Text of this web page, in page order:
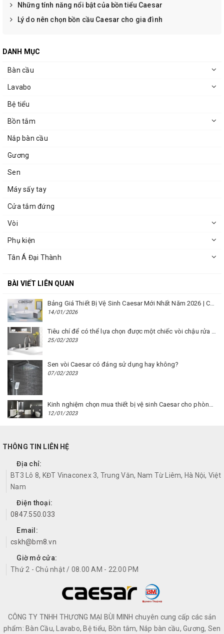
Những tính năng nổi bật của bồn tiểu Caesar
Lý do nên chọn bồn cầu Caesar cho gia đình
DANH MỤC
Bàn cầu
Lavabo
Bệ tiểu
Bồn tắm
Nắp bàn cầu
Gương
Sen
Máy sấy tay
Cửa tắm đứng
Vòi
Phụ kiện
Tân Á Đại Thành
BÀI VIẾT LIÊN QUAN
14/01/2026
Tiêu chí để có thể lựa chọn được một chiếc vòi chậu rửa mặt Caesar phù hợp
25/02/2023
Sen vòi Caesar có đáng sử dụng hay không?
07/02/2023
Kinh nghiệm chọn mua thiết bị vệ sinh Caesar cho phòng trọ
12/01/2023
THÔNG TIN LIÊN HỆ
Địa chỉ:
BT3 Lô 8, KĐT Vinaconex 3, Trung Văn, Nam Từ Liêm, Hà Nội, Việt
Nam
Điện thoại:
0847.550.033
Email:
cskh@bm8.vn
Giờ mở cửa:
Thứ 2 - Chủ nhật / 08.00 AM - 22.00 PM
CÔNG TY TNHH THƯƠNG MẠI BÙI MINH chuyên cung cấp các sản
phẩm: Bàn Cầu, Lavabo, Bệ tiểu, Bồn tắm, Nắp bàn cầu, Gương, Sen